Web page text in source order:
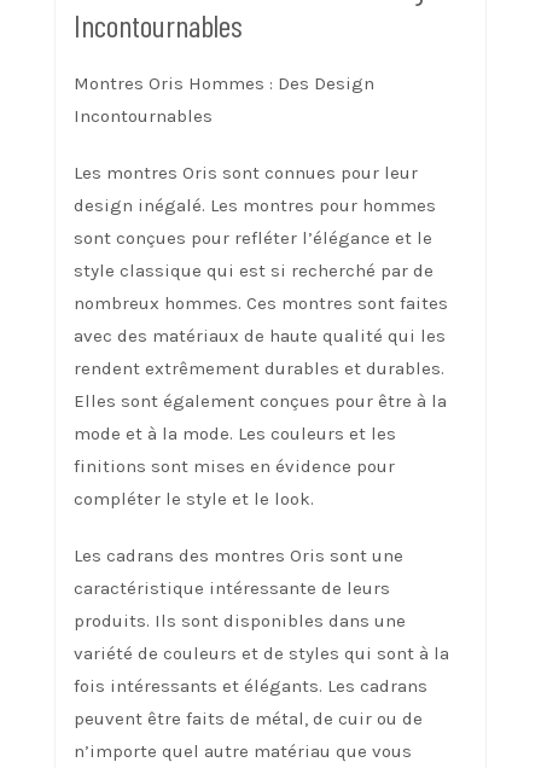
Incontournables
Montres Oris Hommes : Des Design
Incontournables
Les montres Oris sont connues pour leur
design inégalé. Les montres pour hommes
sont conçues pour refléter l’élégance et le
style classique qui est si recherché par de
nombreux hommes. Ces montres sont faites
avec des matériaux de haute qualité qui les
rendent extrêmement durables et durables.
Elles sont également conçues pour être à la
mode et à la mode. Les couleurs et les
finitions sont mises en évidence pour
compléter le style et le look.
Les cadrans des montres Oris sont une
caractéristique intéressante de leurs
produits. Ils sont disponibles dans une
variété de couleurs et de styles qui sont à la
fois intéressants et élégants. Les cadrans
peuvent être faits de métal, de cuir ou de
n’importe quel autre matériau que vous